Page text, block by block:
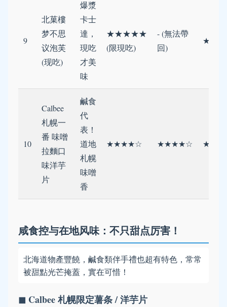
9
北菓樓
梦不思
议泡芙
(现吃)
爆漿
卡士
達，
現吃
才美
味
★★★★★
(限現吃)
- (無法帶
回)
10
Calbee
札幌一
番 味噌
拉麵口
味洋芋
片
鹹食
代
表！
道地
札幌
味噌
香
★★★★☆ ★★★★☆
咸食控与在地风味：不只甜点厉害！
北海道物產豐饒，鹹食類伴手禮也超有特色，常常
被甜點光芒掩蓋，實在可惜！
◼ Calbee 札幌限定薯条 / 洋芋片